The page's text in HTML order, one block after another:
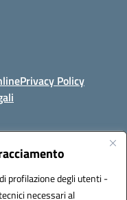
profilazione degli utenti -
necessari al
Privacy Policy